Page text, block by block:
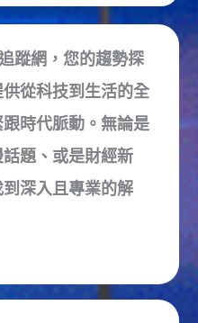
蹤網，您的趨勢探
從科技到生活的全
時代脈動。無論是
題、或是財經新
深入且專業的解